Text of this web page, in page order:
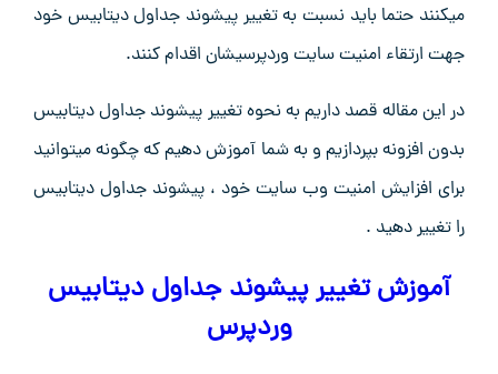
میکنند حتما باید نسبت به تغییر پیشوند جداول دیتابیس خود
جهت ارتقاء امنیت سایت وردپرسیشان اقدام کنند.
در این مقاله قصد داریم به نحوه تغییر پیشوند جداول دیتابیس
بدون افزونه بپردازیم و به شما آموزش دهیم که چگونه میتوانید
برای افزایش امنیت وب سایت خود ، پیشوند جداول دیتابیس
را تغییر دهید .
آموزش تغییر پیشوند جداول دیتابیس
وردپرس